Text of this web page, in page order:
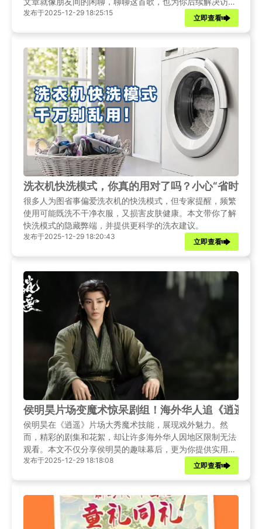
问题铺个路。
发布于2025-12-29 18:25:15
立即查看
洗衣机快洗模式，你真的用对了吗？小心“省时”变“
很多人为图省事偏爱洗衣机的快洗模式，但专家提醒，频繁
使用可能既洗不干净衣服，又损害皮肤健康。本文带你了解
快洗模式的隐藏弊端，并提供更科学的洗衣建议。
发布于2025-12-29 18:20:43
立即查看
侯明昊片场变魔术惊呆剧组！海外华人追《逍遥》
侯明昊在《逍遥》片场大秀魔术技能，展现戏外魅力。然
而，精彩的剧集和花絮，却让许多海外华人因地区限制无法
观看。本文不仅分享侯明昊的趣味幕后，更为你提供实用解
决方案，轻松解锁国内影视内容。
发布于2025-12-29 18:18:08
立即查看